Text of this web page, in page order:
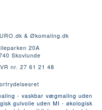
& Økomaling.dk
20A
Skovlunde
nr. 27 61 21 48
- vaskbar vægmaling uden
gulvolie uden MI - økologisk